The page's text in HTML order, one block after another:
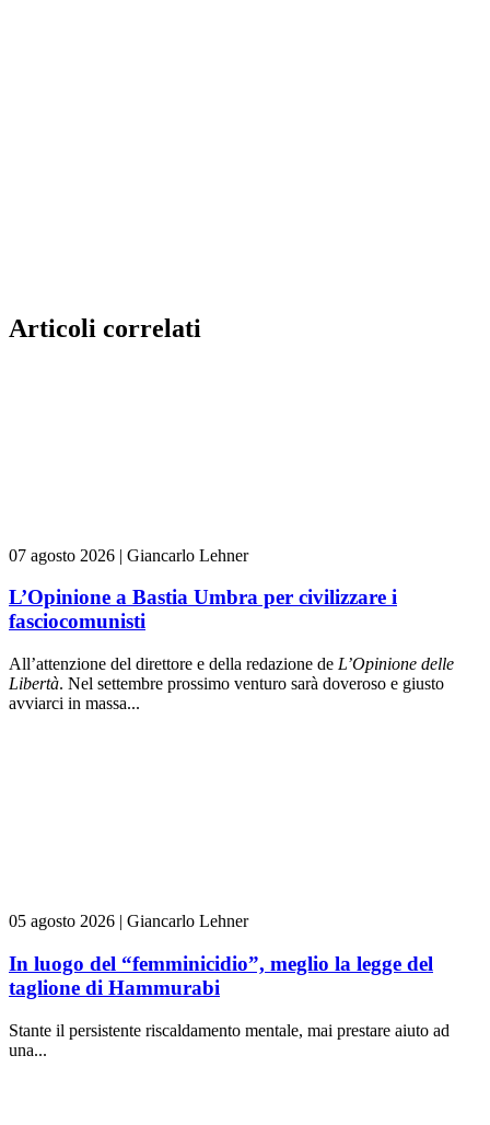
Articoli correlati
07 agosto 2026 | Giancarlo Lehner
L’Opinione a Bastia Umbra per civilizzare i
fasciocomunisti
All’attenzione del direttore e della redazione de L’Opinione delle
Libertà. Nel settembre prossimo venturo sarà doveroso e giusto
avviarci in massa...
05 agosto 2026 | Giancarlo Lehner
In luogo del “femminicidio”, meglio la legge del
taglione di Hammurabi
Stante il persistente riscaldamento mentale, mai prestare aiuto ad
una...